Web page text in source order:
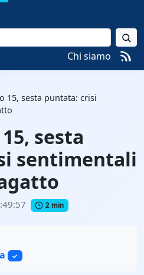
Chi siamo
15, sesta puntata: crisi
sesta
sentimentali
2 min
✓